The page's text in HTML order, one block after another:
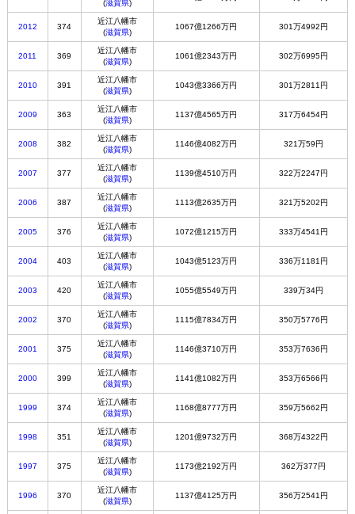
(滋賀県)
2012 374
近江八幡市
(滋賀県)
1067億1266万円 301万4992円
2011 369
近江八幡市
(滋賀県)
1061億2343万円 302万6995円
2010 391
近江八幡市
(滋賀県)
1043億3366万円 301万2811円
2009 363
近江八幡市
(滋賀県)
1137億4565万円 317万6454円
2008 382
近江八幡市
(滋賀県)
1146億4082万円 321万59円
2007 377
近江八幡市
(滋賀県)
1139億4510万円 322万2247円
2006 387
近江八幡市
(滋賀県)
1113億2635万円 321万5202円
2005 376
近江八幡市
(滋賀県)
1072億1215万円 333万4541円
2004 403
近江八幡市
(滋賀県)
1043億5123万円 336万1181円
2003 420
近江八幡市
(滋賀県)
1055億5549万円 339万34円
2002 370
近江八幡市
(滋賀県)
1115億7834万円 350万5776円
2001 375
近江八幡市
(滋賀県)
1146億3710万円 353万7636円
2000 399
近江八幡市
(滋賀県)
1141億1082万円 353万6566円
1999 374
近江八幡市
(滋賀県)
1168億8777万円 359万5662円
1998 351
近江八幡市
(滋賀県)
1201億9732万円 368万4322円
1997 375
近江八幡市
(滋賀県)
1173億2192万円 362万377円
1996 370
近江八幡市
(滋賀県)
1137億4125万円 356万2541円